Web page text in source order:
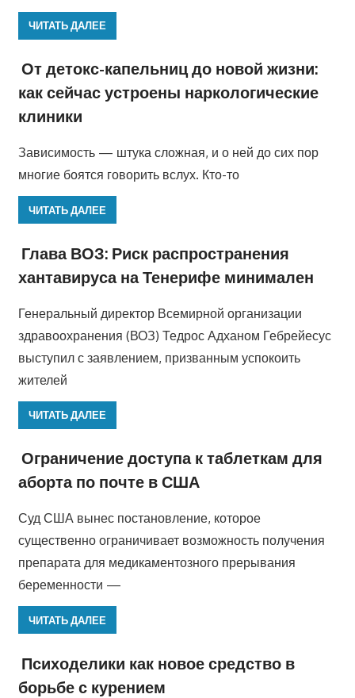
ЧИТАТЬ ДАЛЕЕ
От детокс-капельниц до новой жизни:
как сейчас устроены наркологические
клиники
Зависимость — штука сложная, и о ней до сих пор
многие боятся говорить вслух. Кто-то
ЧИТАТЬ ДАЛЕЕ
Глава ВОЗ: Риск распространения
хантавируса на Тенерифе минимален
Генеральный директор Всемирной организации
здравоохранения (ВОЗ) Тедрос Адханом Гебрейесус
выступил с заявлением, призванным успокоить
жителей
ЧИТАТЬ ДАЛЕЕ
Ограничение доступа к таблеткам для
аборта по почте в США
Суд США вынес постановление, которое
существенно ограничивает возможность получения
препарата для медикаментозного прерывания
беременности —
ЧИТАТЬ ДАЛЕЕ
Психоделики как новое средство в
борьбе с курением